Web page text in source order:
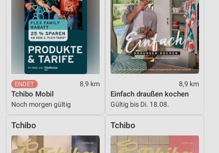
8,9 km
Tchibo Mobil
Noch morgen gültig
8,9 km
Einfach draußen kochen
Gültig bis Di. 18.08.
Tchibo Tchibo